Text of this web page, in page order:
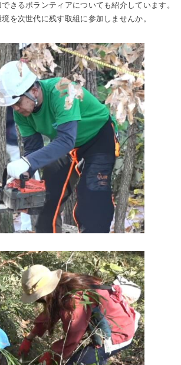
きるボランティアについても紹介しています。
を次世代に残す取組に参加しませんか。